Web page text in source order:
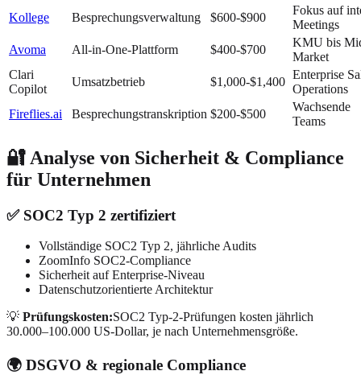
Kollege
Besprechungsverwaltung $600-$900
Fokus auf
Meetings
Avoma
All-in-One-Plattform $400-$700
KMU bis
Market
Clari
Copilot
Umsatzbetrieb $1,000-$1,400
Enterprise
Operations
Fireflies.ai
Besprechungstranskription $200-$500
Wachsende
Teams
🔐 Analyse von Sicherheit & Compliance
für Unternehmen
✅ SOC2 Typ 2 zertifiziert
Vollständige SOC2 Typ 2, jährliche Audits
ZoomInfo SOC2-Compliance
Sicherheit auf Enterprise-Niveau
Datenschutzorientierte Architektur
💡 Prüfungskosten:SOC2 Typ-2-Prüfungen kosten jährlich
30.000–100.000 US-Dollar, je nach Unternehmensgröße.
🌍 DSGVO & regionale Compliance